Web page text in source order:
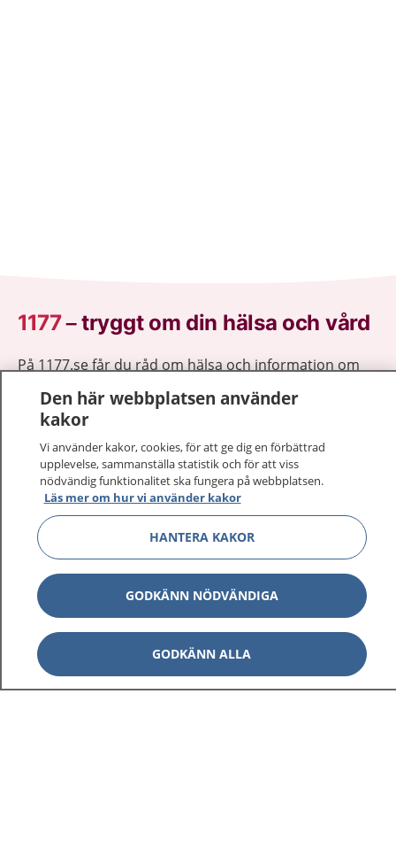
1177–tryggt om din hälsa och vård
På 1177.se får du råd om hälsa och information om
Logga in för att läsa din journal och göra dina
vårdärenden. Ring telefonnummer 1177 för
sjukvårdsrådgivning dygnet runt.
1177 ger dig råd när du vill må bättre.
1177 på flera språk Visa
Om 1177 Visa
Kontakt Visa
Den här webbplatsen använder
kakor
Vi använder kakor, cookies, för att ge dig en förbättrad
upplevelse, sammanställa statistik och för att viss
nödvändig funktionalitet ska fungera på webbplatsen.
Läs mer om hur vi använder kakor
HANTERA KAKOR
GODKÄNN NÖDVÄNDIGA
GODKÄNN ALLA